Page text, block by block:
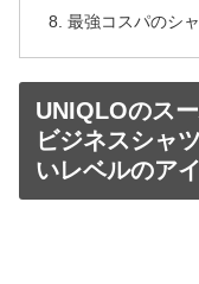
最強コスパのシ
UNIQLOのス
ビジネスシャ
いレベルのア